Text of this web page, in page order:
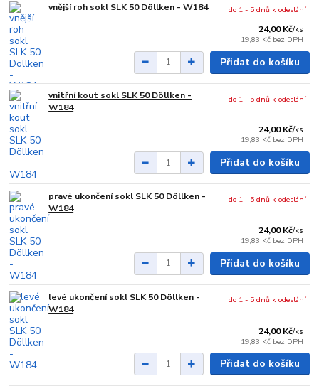
vnější roh sokl SLK 50 Döllken - W184
24,00 Kč/ks
19,83 Kč bez DPH
do 1 - 5 dnů k odeslání
Přidat do košíku
vnitřní kout sokl SLK 50 Döllken -
W184
24,00 Kč/ks
19,83 Kč bez DPH
do 1 - 5 dnů k odeslání
Přidat do košíku
pravé ukončení sokl SLK 50 Döllken -
W184
24,00 Kč/ks
19,83 Kč bez DPH
do 1 - 5 dnů k odeslání
Přidat do košíku
levé ukončení sokl SLK 50 Döllken -
W184
24,00 Kč/ks
19,83 Kč bez DPH
do 1 - 5 dnů k odeslání
Přidat do košíku